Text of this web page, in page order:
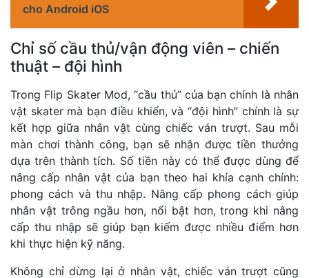
cho Android iOS
Chỉ số cầu thủ/vận động viên – chiến
thuật – đội hình
Trong Flip Skater Mod, “cầu thủ” của bạn chính là nhân
vật skater mà bạn điều khiển, và “đội hình” chính là sự
kết hợp giữa nhân vật cùng chiếc ván trượt. Sau mỗi
màn chơi thành công, bạn sẽ nhận được tiền thưởng
dựa trên thành tích. Số tiền này có thể được dùng để
nâng cấp nhân vật của bạn theo hai khía cạnh chính:
phong cách và thu nhập. Nâng cấp phong cách giúp
nhân vật trông ngầu hơn, nổi bật hơn, trong khi nâng
cấp thu nhập sẽ giúp bạn kiếm được nhiều điểm hơn
khi thực hiện kỹ năng.
Không chỉ dừng lại ở nhân vật, chiếc ván trượt cũng